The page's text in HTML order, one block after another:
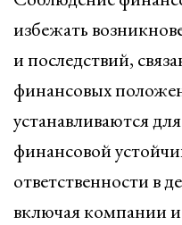
избежать
и последствий,
финансовых
устанавливаются
финансовой
ответственности в
включая компании